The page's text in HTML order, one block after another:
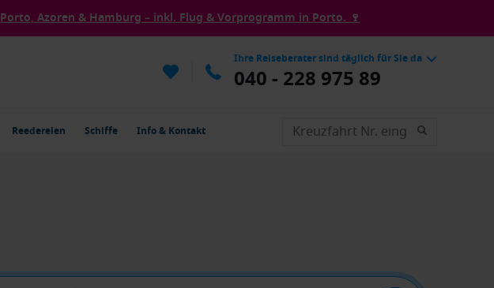
Porto, Azoren & Hamburg – inkl. Flug & Vorprogramm in Porto. 🍷
Ihre Reiseberater sind täglich für Sie da
040 - 228 975 89
Reedereien Schiffe Info & Kontakt